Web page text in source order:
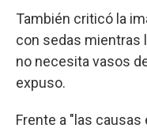
También criticó la
con sedas mientras
no necesita vasos
expuso.
Frente a "las